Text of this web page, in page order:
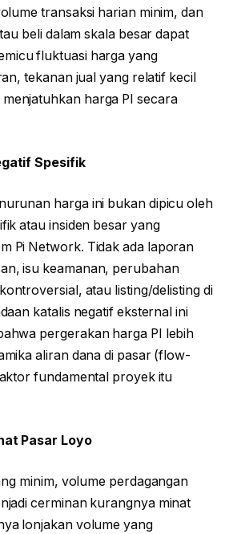
transaksi harian minim, dan
beli dalam skala besar dapat
fluktuasi harga yang
tekanan jual yang relatif kecil
harga PI secara
Spesifik
harga ini bukan dipicu oleh
atau insiden besar yang
Pi Network. Tidak ada laporan
isu keamanan, perubahan
atau listing/delisting di
katalis negatif eksternal ini
pergerakan harga PI lebih
aliran dana di pasar (flow-
fundamental proyek itu
Pasar Loyo
minim, volume perdagangan
cerminan kurangnya minat
lonjakan volume yang